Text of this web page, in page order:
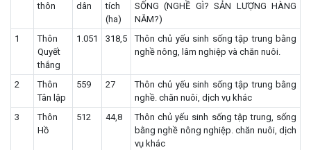
thôn
dân
tích
(ha)
SỐNG (NGHỀ GÌ? SẢN LƯỢNG HÀNG
NĂM?)
1
Thôn
Quyết
thắng
1.051 318,5
Thôn chủ yếu sinh sống tập trung bằng
nghề nông, lâm nghiệp và chăn nuôi.
2
Thôn
Tân lập
559 27
Thôn chủ yếu sinh sống tập trung bằng
nghề. chăn nuôi, dịch vụ khác
3
Thôn
Hồ
512 44,8
Thôn chủ yếu sinh sống tập trung, sống
bằng nghề nông nghiệp. chăn nuôi, dịch
vụ khác